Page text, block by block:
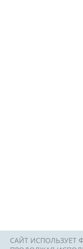
САЙТ ИСПОЛЬЗУЕТ